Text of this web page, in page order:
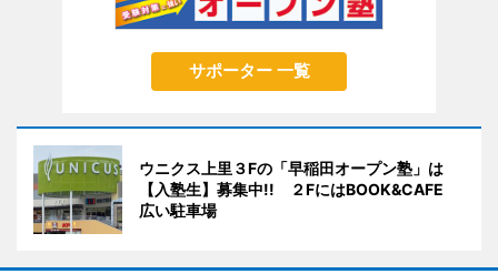
サポーター 一覧
ウニクス上里３Fの「早稲田オープン塾」は
【入塾生】募集中!! ２FにはBOOK&CAFE
広い駐車場